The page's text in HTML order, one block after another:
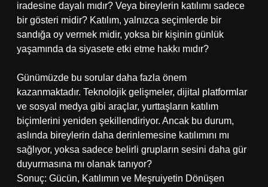
iradesine dayalı mıdır? Veya bireylerin katılımı sadece
bir gösteri midir? Katılım, yalnızca seçimlerde bir
sandığa oy vermek midir, yoksa bir kişinin günlük
yaşamında da siyasete etki etme hakkı mıdır?
Günümüzde bu sorular daha fazla önem
kazanmaktadır. Teknolojik gelişmeler, dijital platformlar
ve sosyal medya gibi araçlar, yurttaşların katılım
biçimlerini yeniden şekillendiriyor. Ancak bu durum,
aslında bireylerin daha derinlemesine katılımını mı
sağlıyor, yoksa sadece belirli grupların sesini daha gür
duyurmasına mı olanak tanıyor?
Sonuç: Gücün, Katılımın ve Meşruiyetin Dönüşen